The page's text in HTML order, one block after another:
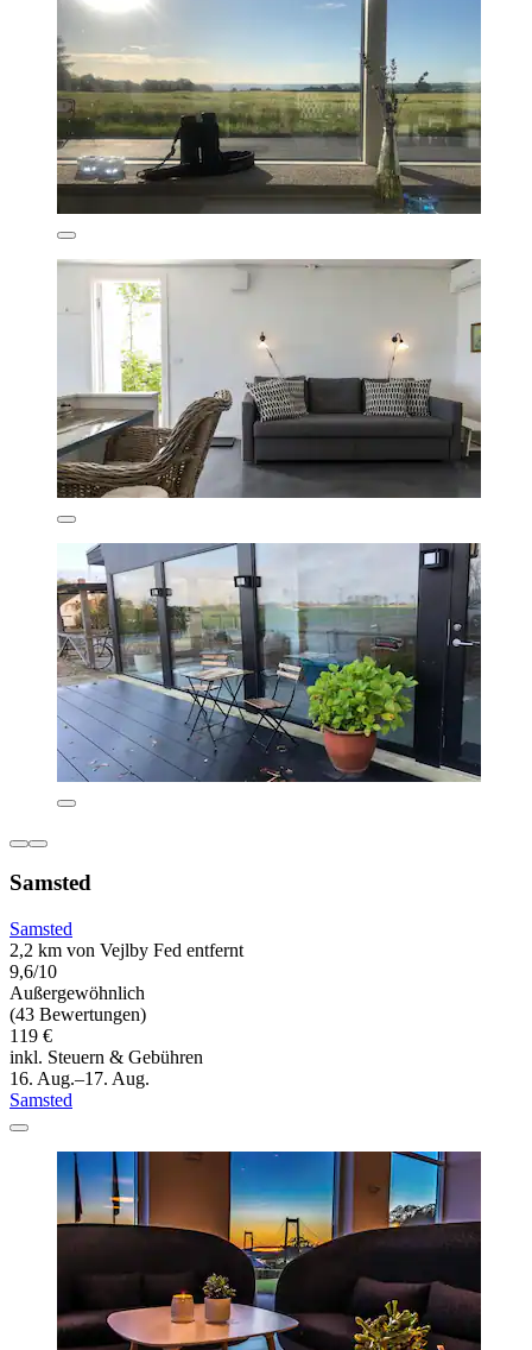
Samsted
Samsted
2,2 km von Vejlby Fed entfernt
9,6/10
Außergewöhnlich
(43 Bewertungen)
119 €
inkl. Steuern & Gebühren
16. Aug.–17. Aug.
Samsted